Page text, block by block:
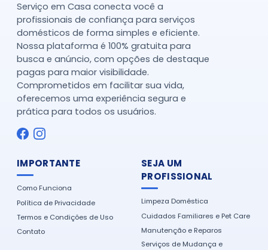
Serviço em Casa conecta você a
profissionais de confiança para serviços
domésticos de forma simples e eficiente.
Nossa plataforma é 100% gratuita para
busca e anúncio, com opções de destaque
pagas para maior visibilidade.
Comprometidos em facilitar sua vida,
oferecemos uma experiência segura e
prática para todos os usuários.
IMPORTANTE
Como Funciona
Política de Privacidade
Termos e Condições de Uso
Contato
SEJA UM
PROFISSIONAL
Limpeza Doméstica
Cuidados Familiares e Pet Care
Manutenção e Reparos
Serviços de Mudança e